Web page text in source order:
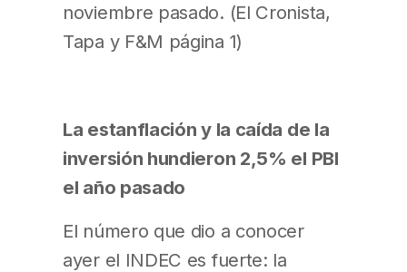
noviembre pasado. (El Cronista,
Tapa y F&M página 1)
La estanflación y la caída de la
inversión hundieron 2,5% el PBI
el año pasado
El número que dio a conocer
ayer el INDEC es fuerte: la